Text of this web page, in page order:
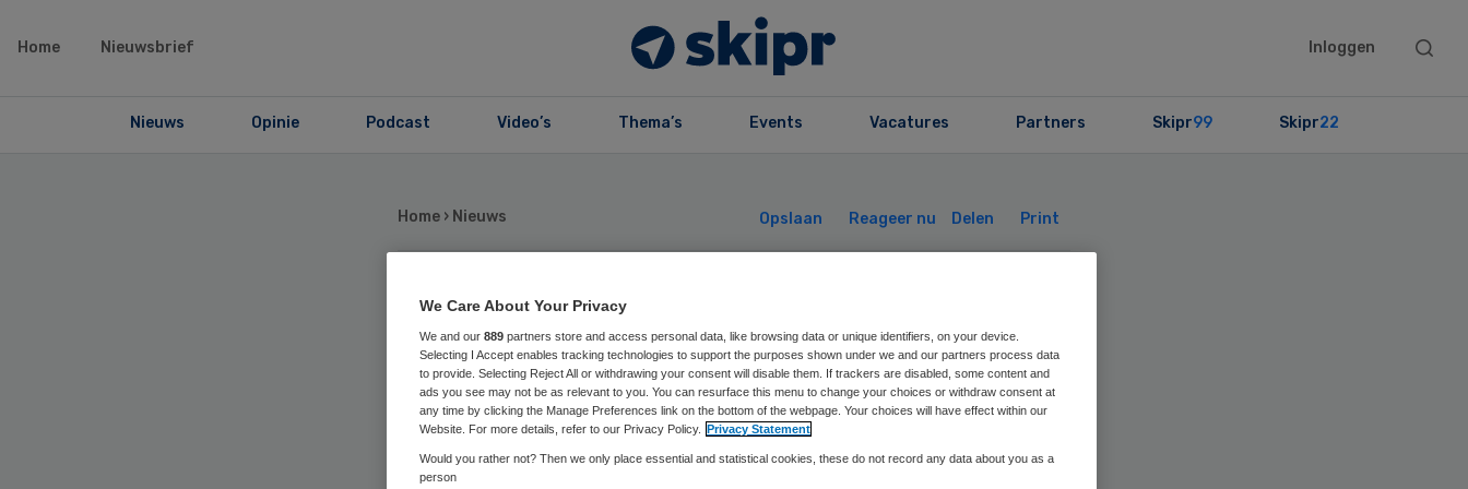
Home Nieuwsbrief Inloggen
Search
Nieuws Opinie Podcast Video’s Thema’s Events Vacatures Partners Skipr99 Skipr22
Home › Nieuws Opslaan Reageer nu Delen Print
Tom Kliphuis nieuwe
topman Coöperatie
VGZ
We Care About Your Privacy
We and our 889 partners store and access personal data, like browsing data or unique identifiers, on your device.
Selecting I Accept enables tracking technologies to support the purposes shown under we and our partners process data
to provide. Selecting Reject All or withdrawing your consent will disable them. If trackers are disabled, some content and
ads you see may not be as relevant to you. You can resurface this menu to change your choices or withdraw consent at
any time by clicking the Manage Preferences link on the bottom of the webpage. Your choices will have effect within our
Website. For more details, refer to our Privacy Policy. Privacy Statement
Would you rather not? Then we only place essential and statistical cookies, these do not record any data about you as a
person